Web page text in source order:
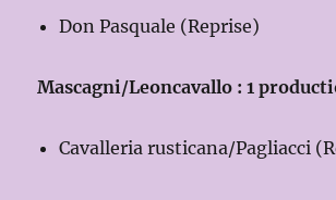
Don Pasquale (Reprise)
Mascagni/Leoncavallo : 1
Cavalleria rusticana/Pagliacci